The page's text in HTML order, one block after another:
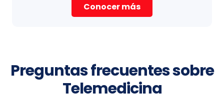
Conocer más
Preguntas frecuentes sobre
Telemedicina